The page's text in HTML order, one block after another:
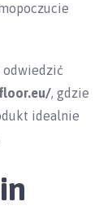
odwiedzić
, gdzie
idealnie